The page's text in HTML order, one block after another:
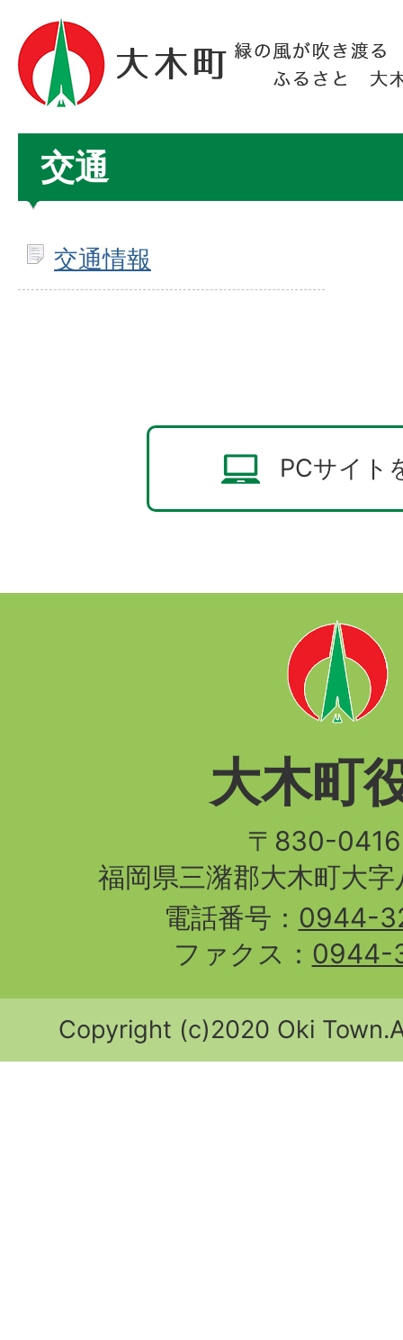
交通
交通情報
PCサイト
大木町
〒830-
福岡県三潴郡大木町大
電話番号： 0944-
ファクス： 0944-
Copyright (c)2020 Oki